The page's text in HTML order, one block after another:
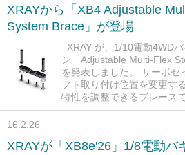
XRAYから「XB4 Adjustable
System Brace」が登場
XRAY が、1/10電動4WD
ン「Adjustable Multi-Flex
を発表しました。 サーボセ
フト取り付け位置を変更す
特性を調整できるブレース
16.2.26
XRAYが「XB8e'26」1/8電動バ